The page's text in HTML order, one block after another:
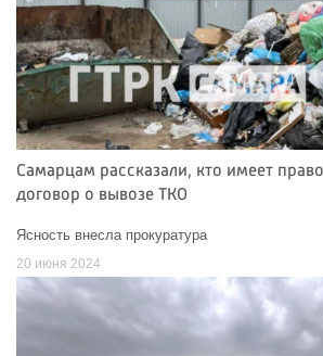
Самарцам рассказали, кто имеет
договор о вывозе ТКО
Ясность внесла прокуратура
20 июня 2024